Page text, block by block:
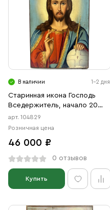
В наличии 1-2 дня
Старинная икона Господь
Вседержитель, начало 20
века
арт. 104829
Розничная цена
46 000 ₽
0 отзывов
Купить